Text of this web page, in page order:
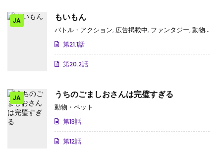
JA もいもん
バトル・アクション, 広告掲載中, ファンタジー, 動物・ペット
第21.1話
第20.2話
JA うちのごましおさんは完璧すぎる
動物・ペット
第13話
第12話